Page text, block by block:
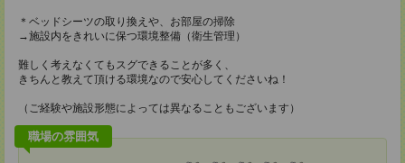
＊ベッドシーツの取り換えや、お部屋の掃除
→施設内をきれいに保つ環境整備（衛生管理）
難しく考えなくてもスグできることが多く、
きちんと教えて頂ける環境なので安心してくださいね！
（ご経験や施設形態によっては異なることもございます）
職場の雰囲気